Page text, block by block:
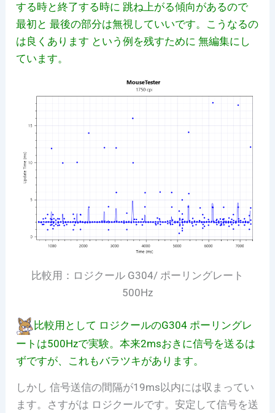
する時と終了する時に 跳ね上がる傾向があるので
最初と 最後の部分は無視していいです。こうなるの
は良くあります という例を残すために 無編集にし
ています。
比較用：ロジクール G304/ ポーリングレート
500Hz
比較用として ロジクールのG304 ポーリングレ
ートは500Hzで実験。本来2msおきに信号を送るは
ずですが、これもバラツキがあります。
しかし 信号送信の間隔が19ms以内には収まってい
ます。さすがは ロジクールです。安定して信号を送